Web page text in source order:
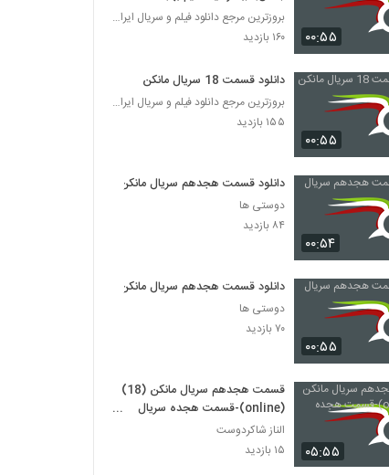
۰۰:۵۵
بروزترین مرجع دانلود فیلم و سریال ایرانی
۱۶۰ بازدید
۰۰:۵۵
دانلود قسمت 18 سریال مانکن
بروزترین مرجع دانلود فیلم و سریال ایرانی
۱۵۵ بازدید
۰۰:۵۴
دانلود قسمت هجدهم سریال مانکن
دوستی ها
۸۴ بازدید
۰۰:۵۵
دانلود قسمت هجدهم سریال مانکن
دوستی ها
۷۰ بازدید
۰۵:۵۵
قسمت هجدهم سریال مانکن (18)
(online)-قسمت هجده سریال
مانکن
الناز شاکردوست
۱۵ بازدید